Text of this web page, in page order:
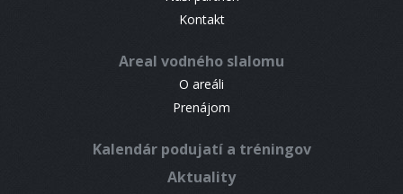
Kontakt
Areal vodného slalomu
O areáli
Prenájom
Kalendár podujatí a tréningov
Aktuality